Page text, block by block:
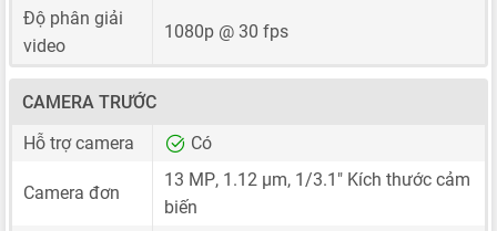
Độ phân giải
video
1080p @ 30 fps
CAMERA TRƯỚC
Hỗ trợ camera
Có
Camera đơn
13 MP, 1.12 μm, 1/3.1" Kích thước cảm
biến